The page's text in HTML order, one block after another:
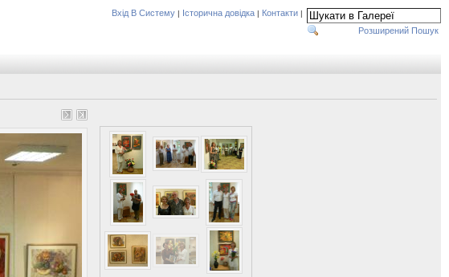
Вхід В Систему | Історична довідка | Контакти |
Розширений Пошук